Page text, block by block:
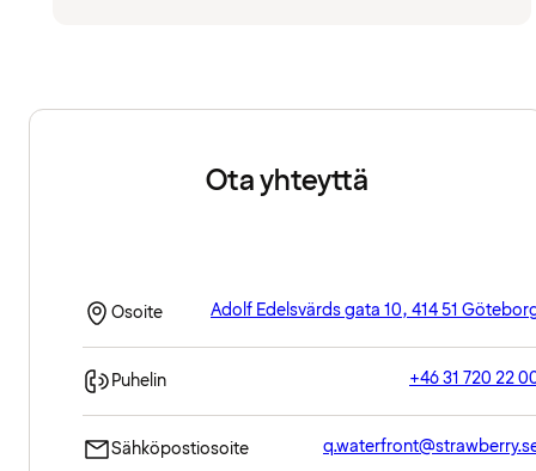
Ota yhteyttä
Osoite Adolf Edelsvärds gata 10, 414 51
Puhelin +46 31 720 22
Sähköpostiosoite